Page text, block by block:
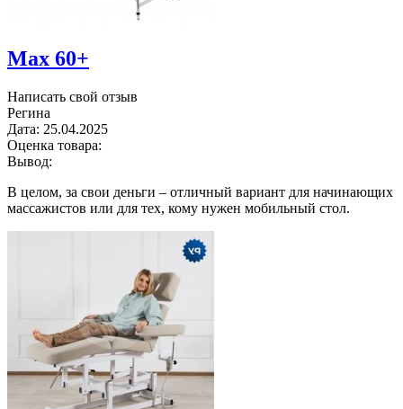
Max 60+
Написать свой отзыв
Регина
Дата: 25.04.2025
Оценка товара:
Вывод:
В целом, за свои деньги – отличный вариант для начинающих
массажистов или для тех, кому нужен мобильный стол.